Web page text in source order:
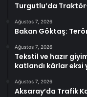
Turgutlu’da
Ağustos 7, 2026
Bakan Göktaş:
Ağustos 7, 2026
Tekstil ve hazır
katlandı kârlar eksi
Ağustos 7, 2026
Aksaray’da Trafik